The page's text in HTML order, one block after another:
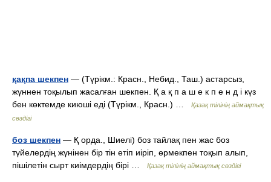
қақпа шекпен — (Түрікм.: Красн., Небид., Таш.) астарсыз,
жүннен тоқылып жасалған шекпен. Қ а қ п а ш е к п е н д і күз
бен көктемде киюші еді (Түрікм., Красн.) …
Қазақ тілінің аймақтық
сөздігі
боз шекпен — Қ орда., Шиелі) боз тайлақ пен жас боз
түйелердің жүнінен бір тін етіп иіріп, өрмекпен тоқып алып,
пішілетін сырт киімдердің бірі …
Қазақ тілінің аймақтық сөздігі